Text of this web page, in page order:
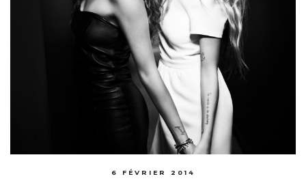
6 FÉVRIER 2014